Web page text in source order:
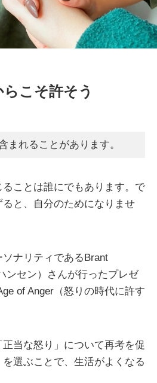
こそ許そう
まれることがあります。
ることは誰にでもあります。で
と、自分のためになりませ
ナリティであるBrant
ンセン）さんが行ったプレゼ
of Anger（怒りの時代に許す
当な怒り」について再考を促
選ぶことで、生活がよくなる